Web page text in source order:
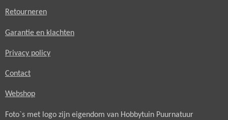
Retourneren
Garantie en klachten
Privacy policy
Contact
Webshop
Foto`s met logo zijn eigendom van Hobbytuin Puurnatuur